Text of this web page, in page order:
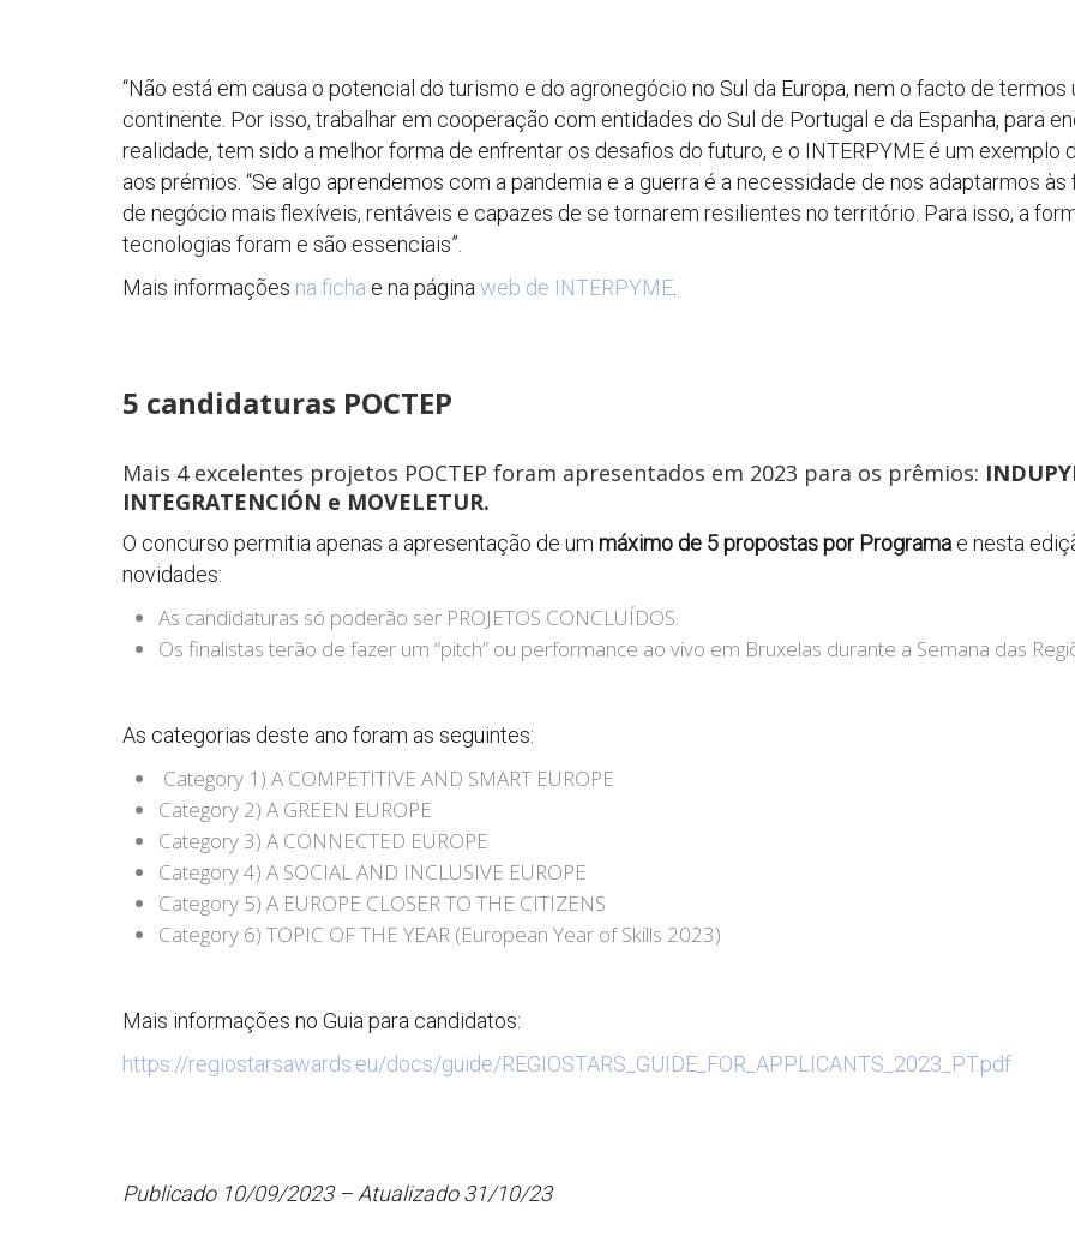
“Não está em causa o potencial do turismo e do agronegócio no Sul da Europa, nem o facto de
continente. Por isso, trabalhar em cooperação com entidades do Sul de Portugal e da Espanha, para
realidade, tem sido a melhor forma de enfrentar os desafios do futuro, e o INTERPYME é um exemplo
aos prémios. “Se algo aprendemos com a pandemia e a guerra é a necessidade de nos adaptarmos
de negócio mais flexíveis, rentáveis ​​e capazes de se tornarem resilientes no território. Para isso, a
tecnologias foram e são essenciais”.
Mais informações na ficha e na página web de INTERPYME
5 candidaturas POCTEP
Mais 4 excelentes projetos POCTEP foram apresentados em 2023 para os prêmios:
INTEGRATENCIÓN e MOVELETUR.
O concurso permitia apenas a apresentação de um máximo de 5 propostas por Programae nesta
novidades:
As candidaturas só poderão ser PROJETOS CONCLUÍDOS.
Os finalistas terão de fazer um “pitch” ou performance ao vivo em Bruxelas durante a Semana das
As categorias deste ano foram as seguintes:
Category 1) A COMPETITIVE AND SMART EUROPE
Category 2) A GREEN EUROPE
Category 3) A CONNECTED EUROPE
Category 4) A SOCIAL AND INCLUSIVE EUROPE
Category 5) A EUROPE CLOSER TO THE CITIZENS
Category 6) TOPIC OF THE YEAR (European Year of Skills 2023)
Mais informações no Guia para candidatos:
https://regiostarsawards.eu/docs/guide/REGIOSTARS_GUIDE_FOR_APPLICANTS_2023_PT.pdf
Publicado 10/09/2023 – Atualizado 31/10/23